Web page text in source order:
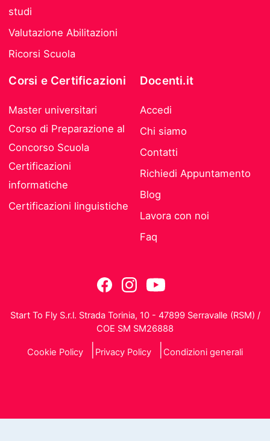
studi
Valutazione Abilitazioni
Ricorsi Scuola
Corsi e Certificazioni
Master universitari
Corso di Preparazione al
Concorso Scuola
Certificazioni
informatiche
Certificazioni linguistiche
Docenti.it
Accedi
Chi siamo
Contatti
Richiedi Appuntamento
Blog
Lavora con noi
Faq
Start To Fly S.r.l. Strada Torinia, 10 - 47899 Serravalle (RSM) /
COE SM SM26888
Cookie Policy Privacy Policy Condizioni generali